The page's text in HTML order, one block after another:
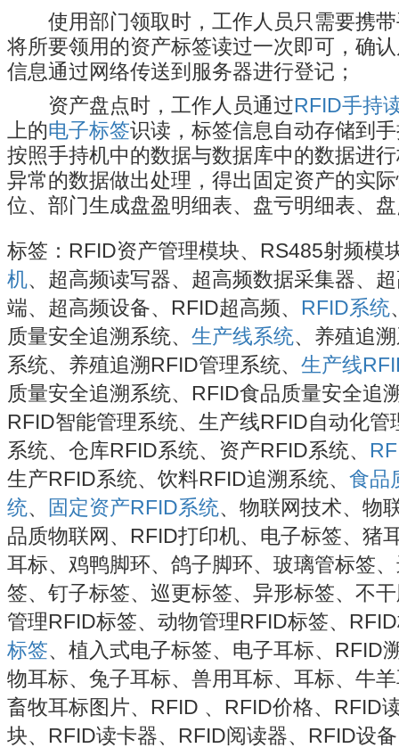
使用部门领取时，工作人员只需要携带
将所要领用的资产标签读过一次即可，确
信息通过网络传送到服务器进行登记；
资产盘点时，工作人员通过RFID手持
上的电子标签识读，标签信息自动存储到
按照手持机中的数据与数据库中的数据进
异常的数据做出处理，得出固定资产的实
位、部门生成盘盈明细表、盘亏明细表、
标签：RFID资产管理模块、RS485射频模
机、超高频读写器、超高频数据采集器、
端、超高频设备、RFID超高频、 RFID系统
质量安全追溯系统、 生产线系统、养殖追
系统、养殖追溯RFID管理系统、 生产线
质量安全追溯系统、RFID食品质量安全追
RFID智能管理系统、生产线RFID自动化管
系统、仓库RFID系统、资产RFID系统、
生产RFID系统、饮料RFID追溯系统、 食品
统、 固定资产RFID系统、物联网技术、物
品质物联网、RFID打印机、电子标签、猪
耳标、鸡鸭脚环、鸽子脚环、玻璃管标签
签、钉子标签、巡更标签、异形标签、不
管理RFID标签、动物管理RFID标签、
标签、植入式电子标签、电子耳标、RFID
物耳标、兔子耳标、兽用耳标、耳标、牛
畜牧耳标图片、RFID 、RFID价格、RFID
块、RFID读卡器、RFID阅读器、RFID设